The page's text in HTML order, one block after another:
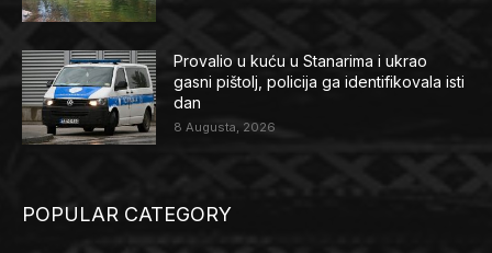
Provalio u kuću u Stanarima i ukrao
gasni pištolj, policija ga identifikovala isti
dan
8 Augusta, 2026
POPULAR CATEGORY